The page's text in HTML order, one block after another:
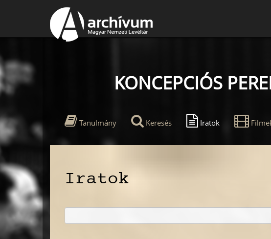
KONCEPCIÓS
Tanulmány Keresés Iratok
Iratok